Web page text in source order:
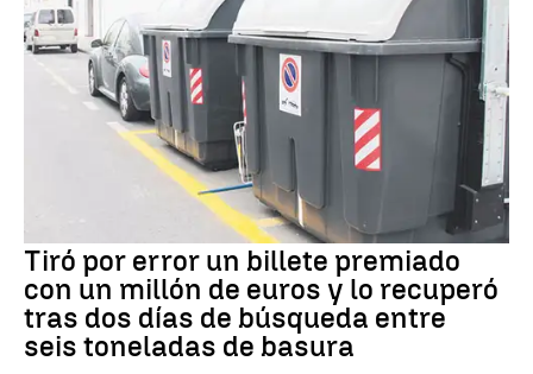
Tiró por error un billete premiado
con un millón de euros y lo recuperó
tras dos días de búsqueda entre
seis toneladas de basura